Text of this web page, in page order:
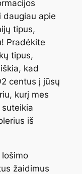
daugiau apie
tipus,
Pradėkite
tipus,
kad
​​centus į jūsų
kurį mes
iš
žaidimus